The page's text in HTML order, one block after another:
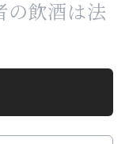
の飲酒は法